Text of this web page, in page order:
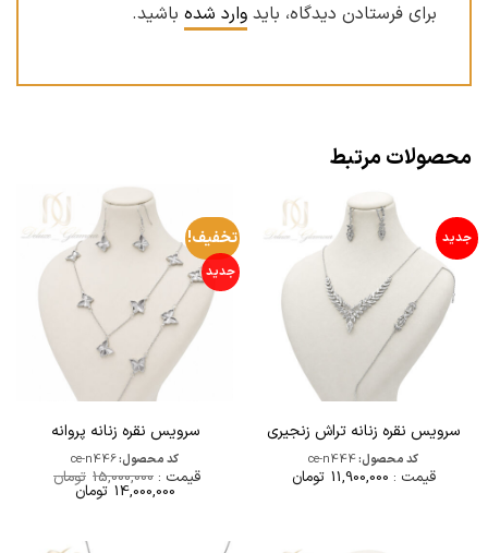
برای فرستادن دیدگاه، باید وارد شده باشید.
محصولات مرتبط
جدید
سرویس نقره زنانه تراش زنجیری
کد محصول:ce-n444
قیمت : 11,900,000 تومان
تخفیف!
جدید
سرویس نقره زنانه پروانه
کد محصول:ce-n446
قیمت : 15,000,000 تومان
قیمت
اصلی
14,000,000 تومانقیمت